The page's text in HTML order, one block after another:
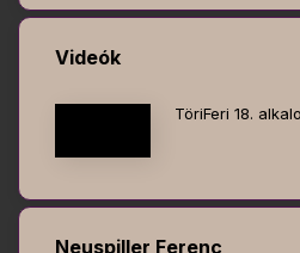
Videók
TöriFeri 18.
Neuspiller Ferenc